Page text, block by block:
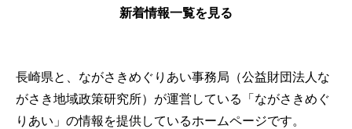
新着情報一覧を見る
長崎県と、ながさきめぐりあい事務局（公益財団法人な
がさき地域政策研究所）が運営している「ながさきめぐ
りあい」の情報を提供しているホームページです。